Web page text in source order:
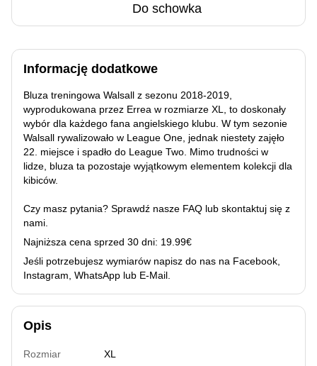
Do schowka
Informację dodatkowe
Bluza treningowa Walsall z sezonu 2018-2019,
wyprodukowana przez Errea w rozmiarze XL, to doskonały
wybór dla każdego fana angielskiego klubu. W tym sezonie
Walsall rywalizowało w League One, jednak niestety zajęło
22. miejsce i spadło do League Two. Mimo trudności w
lidze, bluza ta pozostaje wyjątkowym elementem kolekcji dla
kibiców.
Czy masz pytania? Sprawdź nasze FAQ lub skontaktuj się z
nami.
Najniższa cena sprzed 30 dni: 19.99€
Jeśli potrzebujesz wymiarów napisz do nas na Facebook,
Instagram, WhatsApp lub E-Mail.
Opis
Rozmiar
XL